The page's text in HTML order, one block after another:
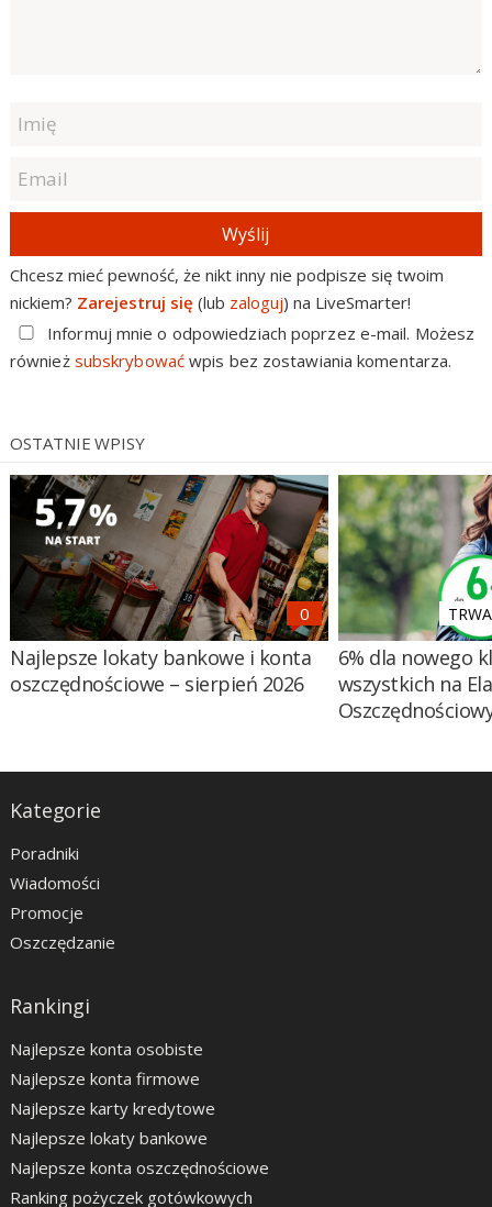
Wyślij
Chcesz mieć pewność, że nikt inny nie podpisze się twoim
nickiem? Zarejestruj się (lub zaloguj) na LiveSmarter!
Informuj mnie o odpowiedziach poprzez e-mail. Możesz
również subskrybowaćwpis bez zostawiania komentarza.
OSTATNIE WPISY
Najlepsze lokaty bankowe i konta
oszczędnościowe – sierpień 2026
6% dla nowego
wszystkich na
Kategorie
Poradniki
Wiadomości
Promocje
Oszczędzanie
Rankingi
Najlepsze konta osobiste
Najlepsze konta firmowe
Najlepsze karty kredytowe
Najlepsze lokaty bankowe
Najlepsze konta oszczędnościowe
Ranking pożyczek gotówkowych